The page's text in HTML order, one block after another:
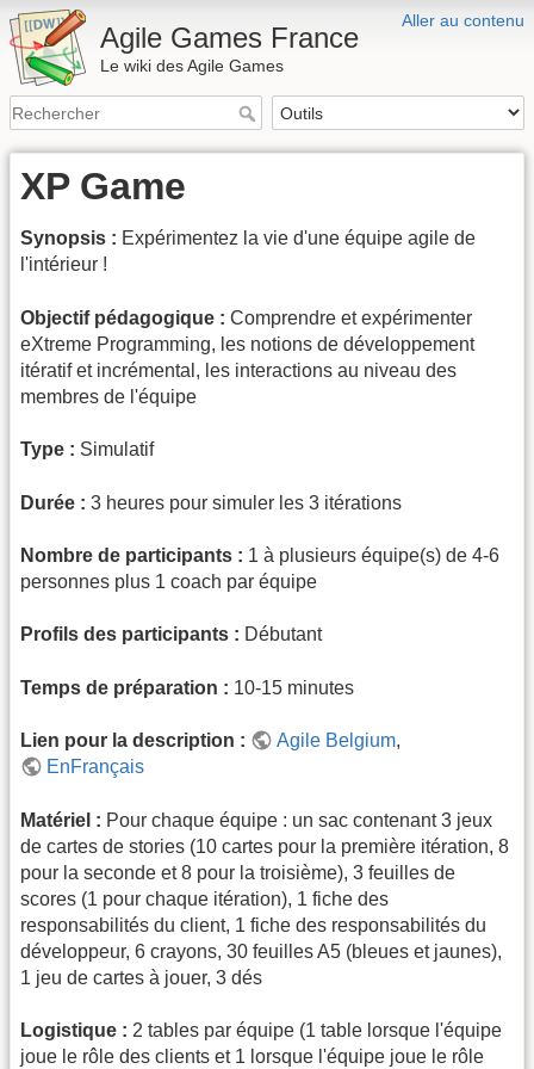
Aller au contenu
Agile Games France
Le wiki des Agile Games
XP Game
Synopsis : Expérimentez la vie d'une équipe agile de
l'intérieur !
Objectif pédagogique : Comprendre et expérimenter
eXtreme Programming, les notions de développement
itératif et incrémental, les interactions au niveau des
membres de l'équipe
Type : Simulatif
Durée : 3 heures pour simuler les 3 itérations
Nombre de participants : 1 à plusieurs équipe(s) de 4-6
personnes plus 1 coach par équipe
Profils des participants : Débutant
Temps de préparation : 10-15 minutes
Lien pour la description : Agile Belgium,
EnFrançais
Matériel : Pour chaque équipe : un sac contenant 3 jeux
de cartes de stories (10 cartes pour la première itération, 8
pour la seconde et 8 pour la troisième), 3 feuilles de
scores (1 pour chaque itération), 1 fiche des
responsabilités du client, 1 fiche des responsabilités du
développeur, 6 crayons, 30 feuilles A5 (bleues et jaunes),
1 jeu de cartes à jouer, 3 dés
Logistique : 2 tables par équipe (1 table lorsque l'équipe
joue le rôle des clients et 1 lorsque l'équipe joue le rôle